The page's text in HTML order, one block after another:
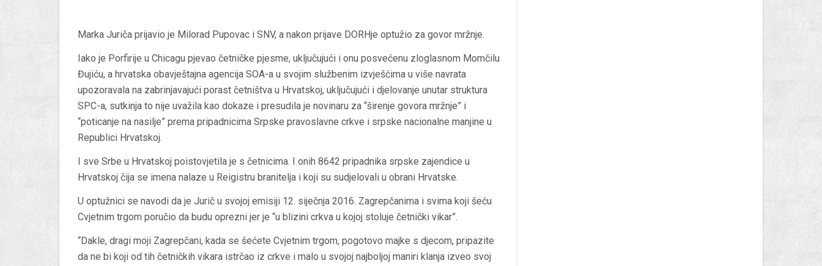
Marka Juriča prijavio je Milorad Pupovac i SNV, a nakon prijave DORHje optužio za govor mržnje.
Iako je Porfirije u Chicagu pjevao četničke pjesme, uključujući i onu posvećenu zloglasnom Momčilu
Đujiću, a hrvatska obavještajna agencija SOA-a u svojim službenim izvješćima u više navrata
upozoravala na zabrinjavajući porast četništva u Hrvatskoj, uključujući i djelovanje unutar struktura
SPC-a, sutkinja to nije uvažila kao dokaze i presudila je novinaru za “širenje govora mržnje” i
“poticanje na nasilje” prema pripadnicima Srpske pravoslavne crkve i srpske nacionalne manjine u
Republici Hrvatskoj.
I sve Srbe u Hrvatskoj poistovjetila je s četnicima. I onih 8642 pripadnika srpske zajendice u
Hrvatskoj čija se imena nalaze u Reigistru branitelja i koji su sudjelovali u obrani Hrvatske.
U optužnici se navodi da je Jurič u svojoj emisiji 12. siječnja 2016. Zagrepčanima i svima koji šeću
Cvjetnim trgom poručio da budu oprezni jer je “u blizini crkva u kojoj stoluje četnički vikar”.
“Dakle, dragi moji Zagrepčani, kada se šećete Cvjetnim trgom, pogotovo majke s djecom, pripazite
da ne bi koji od tih četničkih vikara istrčao iz crkve i malo u svojoj najboljoj maniri klanja izveo svoj